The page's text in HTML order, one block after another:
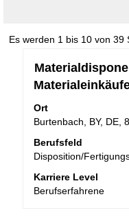
Es werden 1 bis 10 von 39
Stellenbezeichnung
Ort
Burtenbach, BY, DE,
Berufsfeld
Disposition/
Karriere Level
Berufserfahrene
Drücken
Sie
Leertaste,
um
Stelleninformationen
vollständig
anzuzeigen.